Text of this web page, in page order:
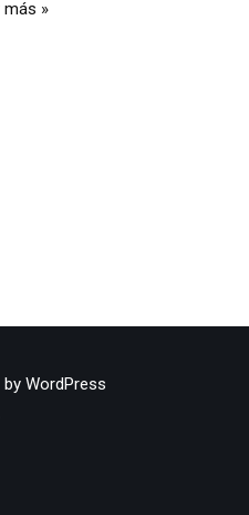
más »
by WordPress